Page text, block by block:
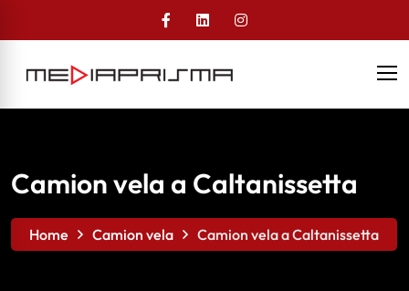
Camion vela a Caltanissetta
Home Camion vela Camion vela a Caltanissetta